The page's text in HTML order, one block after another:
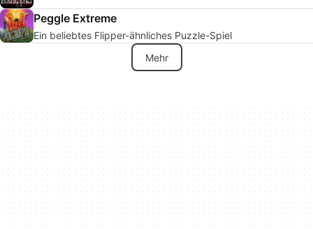
Peggle Extreme
Ein beliebtes Flipper-ähnliches Puzzle-Spiel
Mehr